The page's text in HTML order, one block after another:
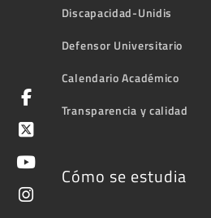
Discapacidad-Unidis
Defensor Universitario
Calendario Académico
Transparencia y calidad
Cómo se estudia